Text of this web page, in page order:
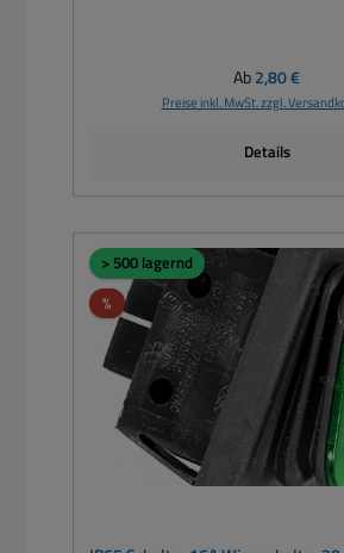
Regulärer Preis:
Ab2,80 €
Preise inkl. MwSt. zzgl.
Details
> 500 lagernd
%Rabatt